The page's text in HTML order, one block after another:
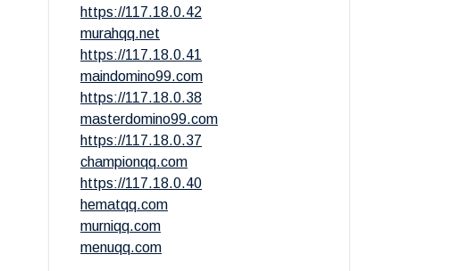
https://117.18.0.42
murahqq.net
https://117.18.0.41
maindomino99.com
https://117.18.0.38
masterdomino99.com
https://117.18.0.37
championqq.com
https://117.18.0.40
hematqq.com
murniqq.com
menuqq.com